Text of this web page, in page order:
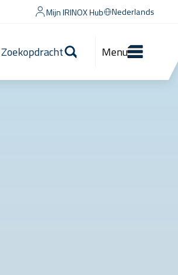
Mijn IRINOX Hub Nederlands
Zoekopdracht Menu